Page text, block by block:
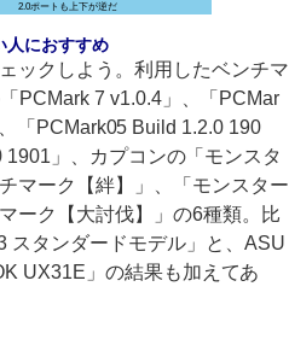
2.0ポートも上下が逆だ
におすすめ
ックしよう。利用したベンチマ
PCMark 7 v1.0.4」、「PCMar
「PCMark05 Build 1.2.0 190
」、カプコンの「モンスタ
マーク【絆】」、「モンスター
ーク【大討伐】」の6種類。比
スタンダードモデル」と、ASU
UX31E」の結果も加えてあ